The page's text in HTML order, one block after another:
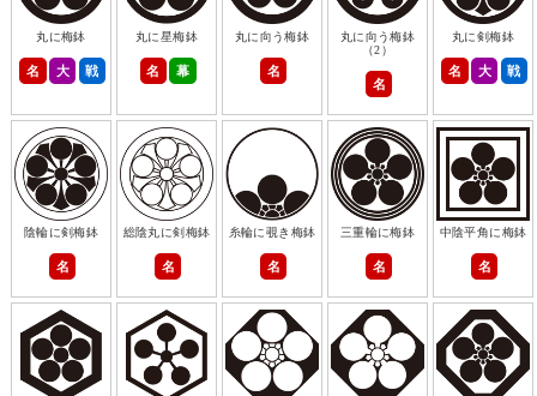
丸に梅鉢
名 大 戦
丸に星梅鉢
名 幕
丸に向う梅鉢
名
丸に向う梅鉢
（2）
名
丸に剣梅鉢
名 大 戦
陰輪に剣梅鉢
名
総陰丸に剣梅鉢
名
糸輪に覗き梅鉢
名
三重輪に梅鉢
名
中陰平角に梅鉢
名